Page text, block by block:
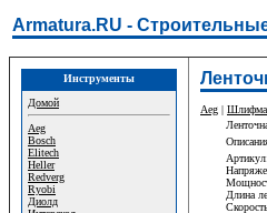
Armatura.RU -
Инструменты
Домой
Aeg
Bosch
Elitech
Heller
Redverg
Ryobi
Диолд
Aeg |
Длина